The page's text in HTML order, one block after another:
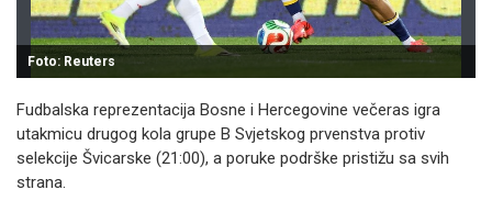
Foto: Reuters
Fudbalska reprezentacija Bosne i Hercegovine večeras igra
utakmicu drugog kola grupe B Svjetskog prvenstva protiv
selekcije Švicarske (21:00), a poruke podrške pristižu sa svih
strana.